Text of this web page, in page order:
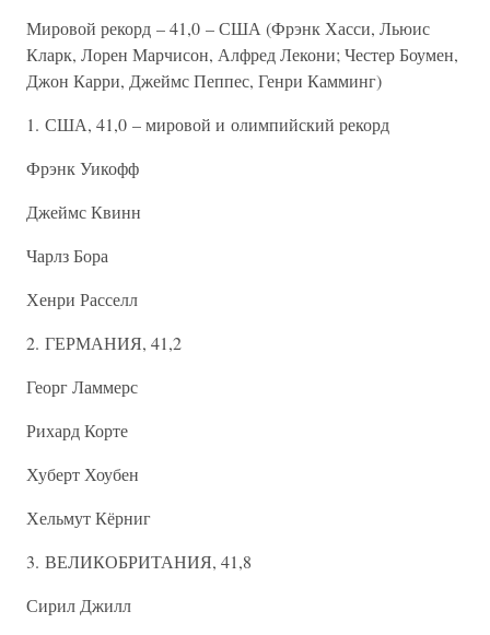
Мировой рекорд – 41,0 – США (Фрэнк Хасси, Льюис
Кларк, Лорен Марчисон, Алфред Лекони; Честер Боумен,
Джон Карри, Джеймс Пеппес, Генри Камминг)
1. США, 41,0 – мировой и олимпийский рекорд
Фрэнк Уикофф
Джеймс Квинн
Чарлз Бора
Хенри Расселл
2. ГЕРМАНИЯ, 41,2
Георг Ламмерс
Рихард Корте
Хуберт Хоубен
Хельмут Кёрниг
3. ВЕЛИКОБРИТАНИЯ, 41,8
Сирил Джилл